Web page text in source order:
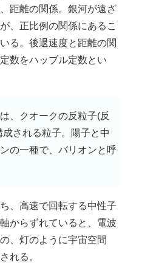
距離の関係。銀河が遠ざ
、正比例の関係にあるこ
る。後退速度と距離の関
数をハッブル定数とい
、クオークの反粒子(反
成される粒子。陽子と中
の一種で、バリオンと呼
、高速で回転する中性子
からずれていると、電波
、灯のように宇宙空間
れる。